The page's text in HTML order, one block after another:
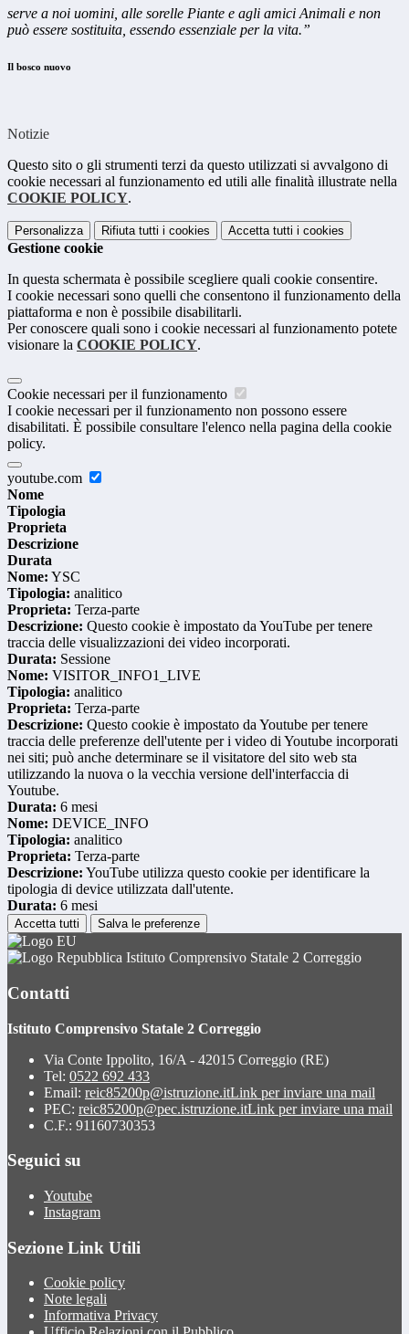
serve a noi uomini, alle sorelle Piante e agli amici Animali e non
può essere sostituita, essendo essenziale per la vita.”
Il bosco nuovo
Notizie
Questo sito o gli strumenti terzi da questo utilizzati si avvalgono di
cookie necessari al funzionamento ed utili alle finalità illustrate nella
COOKIE POLICY.
Personalizza Rifiuta tutti i cookies Accetta tutti i cookies
Gestione cookie
In questa schermata è possibile scegliere quali cookie consentire.
I cookie necessari sono quelli che consentono il funzionamento della
piattaforma e non è possibile disabilitarli.
Per conoscere quali sono i cookie necessari al funzionamento potete
visionare la COOKIE POLICY.
Cookie necessari per il funzionamento
I cookie necessari per il funzionamento non possono essere
disabilitati. È possibile consultare l'elenco nella pagina della cookie
policy.
youtube.com
Nome
Tipologia
Proprieta
Descrizione
Durata
Nome: YSC
Tipologia: analitico
Proprieta: Terza-parte
Descrizione: Questo cookie è impostato da YouTube per tenere
traccia delle visualizzazioni dei video incorporati.
Durata: Sessione
Nome: VISITOR_INFO1_LIVE
Tipologia: analitico
Proprieta: Terza-parte
Descrizione: Questo cookie è impostato da Youtube per tenere
traccia delle preferenze dell'utente per i video di Youtube incorporati
nei siti; può anche determinare se il visitatore del sito web sta
utilizzando la nuova o la vecchia versione dell'interfaccia di
Youtube.
Durata: 6 mesi
Nome: DEVICE_INFO
Tipologia: analitico
Proprieta: Terza-parte
Descrizione: YouTube utilizza questo cookie per identificare la
tipologia di device utilizzata dall'utente.
Durata: 6 mesi
Accetta tutti Salva le preferenze
Istituto Comprensivo Statale 2 Correggio
Contatti
Istituto Comprensivo Statale 2 Correggio
Via Conte Ippolito, 16/A - 42015 Correggio (RE)
Tel: 0522 692 433
Email: reic85200p@istruzione.itLink per inviare una mail
PEC: reic85200p@pec.istruzione.itLink per inviare una mail
C.F.: 91160730353
Seguici su
Youtube
Instagram
Sezione Link Utili
Cookie policy
Note legali
Informativa Privacy